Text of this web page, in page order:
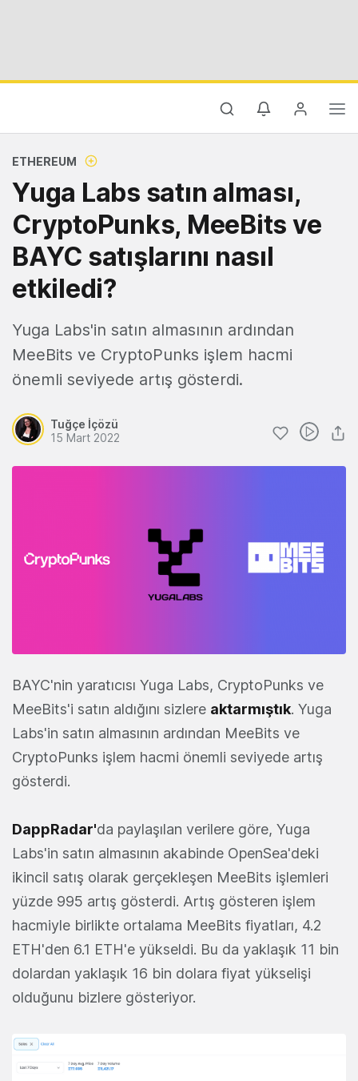
ETHEREUM
Yuga Labs satın alması,
CryptoPunks, MeeBits ve
BAYC satışlarını nasıl
etkiledi?
Yuga Labs'in satın almasının ardından
MeeBits ve CryptoPunks işlem hacmi
önemli seviyede artış gösterdi.
Tuğçe İçözü
15 Mart 2022
BAYC'nin yaratıcısı Yuga Labs, CryptoPunks ve
MeeBits'i satın aldığını sizlere aktarmıştık. Yuga
Labs'in satın almasının ardından MeeBits ve
CryptoPunks işlem hacmi önemli seviyede artış
gösterdi.
DappRadar'da paylaşılan verilere göre, Yuga
Labs'in satın almasının akabinde OpenSea'deki
ikincil satış olarak gerçekleşen MeeBits işlemleri
yüzde 995 artış gösterdi. Artış gösteren işlem
hacmiyle birlikte ortalama MeeBits fiyatları, 4.2
ETH'den 6.1 ETH'e yükseldi. Bu da yaklaşık 11 bin
dolardan yaklaşık 16 bin dolara fiyat yükselişi
olduğunu bizlere gösteriyor.